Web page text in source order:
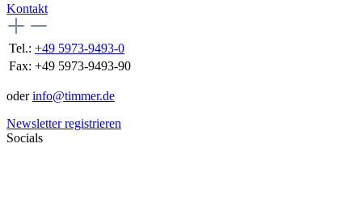
Kontakt
Tel.: +49 5973-9493-0
Fax: +49 5973-9493-90
oderinfo@timmer.de
Newsletter registrieren
Socials